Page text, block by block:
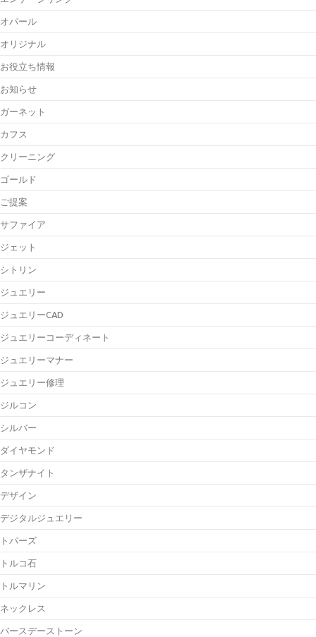
オパール
オリジナル
お役立ち情報
お知らせ
ガーネット
カフス
クリーニング
ゴールド
ご提案
サファイア
ジェット
シトリン
ジュエリー
ジュエリーCAD
ジュエリーコーディネート
ジュエリーマナー
ジュエリー修理
ジルコン
シルバー
ダイヤモンド
タンザナイト
デザイン
デジタルジュエリー
トパーズ
トルコ石
トルマリン
ネックレス
バースデーストーン